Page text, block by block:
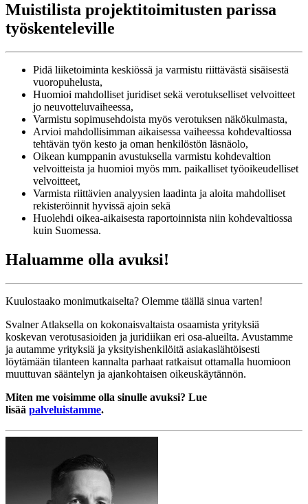
Muistilista projektitoimitusten parissa
työskenteleville
Pidä liiketoiminta keskiössä ja varmistu riittävästä sisäisestä
vuoropuhelusta,
Huomioi mahdolliset juridiset sekä verotukselliset velvoitteet
jo neuvotteluvaiheessa,
Varmistu sopimusehdoista myös verotuksen näkökulmasta,
Arvioi mahdollisimman aikaisessa vaiheessa kohdevaltiossa
tehtävän työn kesto ja oman henkilöstön läsnäolo,
Oikean kumppanin avustuksella varmistu kohdevaltion
velvoitteista ja huomioi myös mm. paikalliset työoikeudelliset
velvoitteet,
Varmista riittävien analyysien laadinta ja aloita mahdolliset
rekisteröinnit hyvissä ajoin sekä
Huolehdi oikea-aikaisesta raportoinnista niin kohdevaltiossa
kuin Suomessa.
Haluamme olla avuksi!
Kuulostaako monimutkaiselta? Olemme täällä sinua varten!
Svalner Atlaksella on kokonaisvaltaista osaamista yrityksiä
koskevan verotusasioiden ja juridiikan eri osa-alueilta. Avustamme
ja autamme yrityksiä ja yksityishenkilöitä asiakaslähtöisesti
löytämään tilanteen kannalta parhaat ratkaisut ottamalla huomioon
muuttuvan sääntelyn ja ajankohtaisen oikeuskäytännön.
Miten me voisimme olla sinulle avuksi? Lue
lisää palveluistamme.